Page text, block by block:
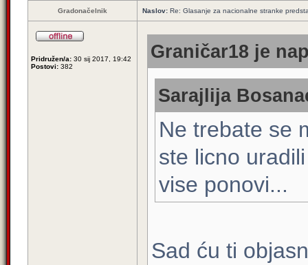
Gradonačelnik Naslov: Re: Glasanje za nacionalne stranke
Pridružen/a: 30 sij 2017, 19:42
Postovi: 382
Graničar18 je
Sarajlija
Ne trebate se
ste licno
vise ponovi...
Sad ću ti